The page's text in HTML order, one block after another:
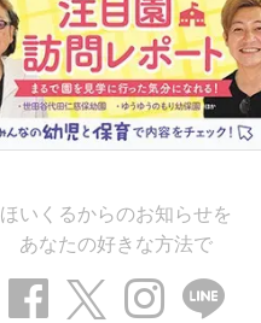
ほいくるからのお知らせを
あなたの好きな方法で